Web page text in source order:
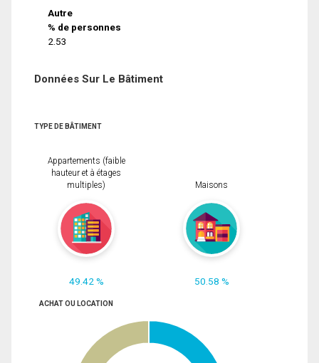
Autre
% de personnes
2.53
Données Sur Le Bâtiment
TYPE DE BÂTIMENT
Appartements (faible
hauteur et à étages
multiples)
49.42 %
Maisons
50.58 %
ACHAT OU LOCATION